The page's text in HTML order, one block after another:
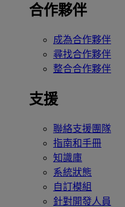
合作夥伴
成為合作夥伴
尋找合作夥伴
整合合作夥伴
支援
聯絡支援團隊
指南和手冊
知識庫
系統狀態
自訂模組
針對開發人員